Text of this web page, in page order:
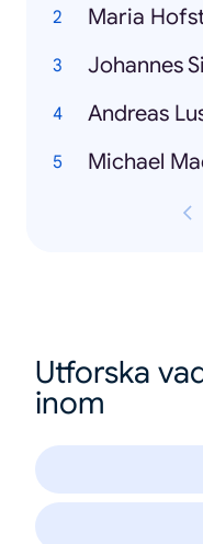
Maria
Andreas
Michael
Utforska
inom